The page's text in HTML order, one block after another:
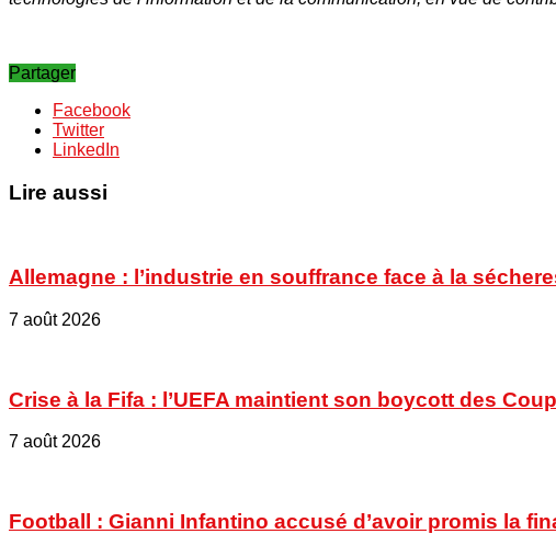
Partager
Facebook
Twitter
LinkedIn
Lire aussi
Allemagne : l’industrie en souffrance face à la
7 août 2026
Crise à la Fifa : l’UEFA maintient son boycott des
7 août 2026
Football : Gianni Infantino accusé d’avoir promis la